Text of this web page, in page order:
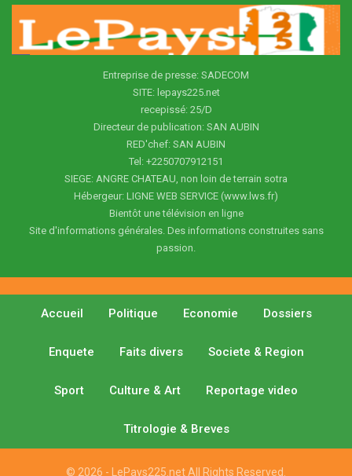
Entreprise de presse: SADECOM
SITE: lepays225.net
recepissé: 25/D
Directeur de publication: SAN AUBIN
RED'chef: SAN AUBIN
Tel: +2250707912151
SIEGE: ANGRE CHATEAU, non loin de terrain sotra
Hébergeur: LIGNE WEB SERVICE (www.lws.fr)
Bientôt une télévision en ligne
Site d'informations générales. Des informations construites sans
passion.
Accueil Politique Economie Dossiers
Enquete Faits divers Societe & Region
Sport Culture & Art Reportage video
Titrologie & Breves
© 2026 - LePays225.net All Rights Reserved.